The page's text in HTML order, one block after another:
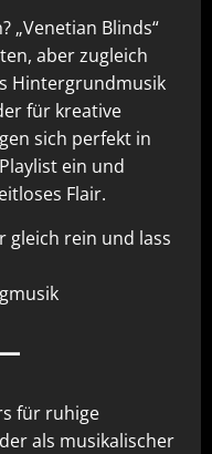
„Venetian Blinds“
aber zugleich
Hintergrundmusik
für kreative
sich perfekt in
ein und
Flair.
gleich rein und lass
für ruhige
als musikalischer